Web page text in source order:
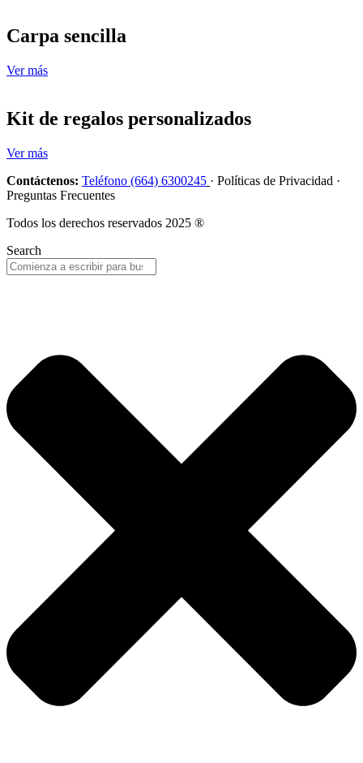
Carpa sencilla
Ver más
Kit de regalos personalizados
Ver más
Contáctenos: Teléfono (664) 6300245 · Políticas de Privacidad ·
Preguntas Frecuentes
Todos los derechos reservados 2025 ®
Search